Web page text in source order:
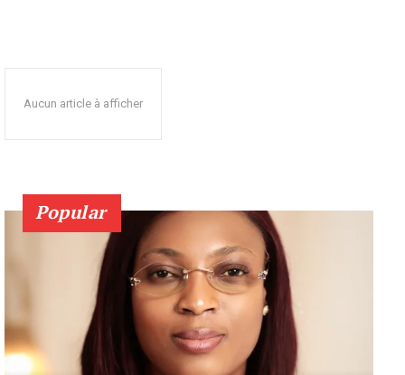
Aucun article à afficher
Popular